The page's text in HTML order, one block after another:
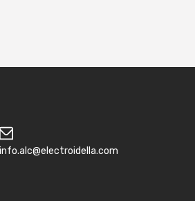
info.alc@electroidella.com